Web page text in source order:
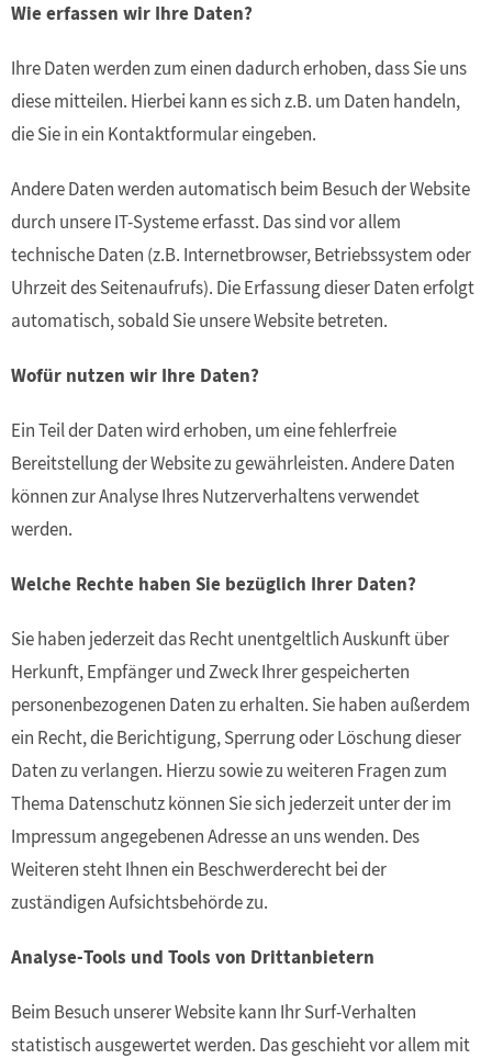
Wie erfassen wir Ihre Daten?
Ihre Daten werden zum einen dadurch erhoben, dass Sie uns
diese mitteilen. Hierbei kann es sich z.B. um Daten handeln,
die Sie in ein Kontaktformular eingeben.
Andere Daten werden automatisch beim Besuch der Website
durch unsere IT-Systeme erfasst. Das sind vor allem
technische Daten (z.B. Internetbrowser, Betriebssystem oder
Uhrzeit des Seitenaufrufs). Die Erfassung dieser Daten erfolgt
automatisch, sobald Sie unsere Website betreten.
Wofür nutzen wir Ihre Daten?
Ein Teil der Daten wird erhoben, um eine fehlerfreie
Bereitstellung der Website zu gewährleisten. Andere Daten
können zur Analyse Ihres Nutzerverhaltens verwendet
werden.
Welche Rechte haben Sie bezüglich Ihrer Daten?
Sie haben jederzeit das Recht unentgeltlich Auskunft über
Herkunft, Empfänger und Zweck Ihrer gespeicherten
personenbezogenen Daten zu erhalten. Sie haben außerdem
ein Recht, die Berichtigung, Sperrung oder Löschung dieser
Daten zu verlangen. Hierzu sowie zu weiteren Fragen zum
Thema Datenschutz können Sie sich jederzeit unter der im
Impressum angegebenen Adresse an uns wenden. Des
Weiteren steht Ihnen ein Beschwerderecht bei der
zuständigen Aufsichtsbehörde zu.
Analyse-Tools und Tools von Drittanbietern
Beim Besuch unserer Website kann Ihr Surf-Verhalten
statistisch ausgewertet werden. Das geschieht vor allem mit